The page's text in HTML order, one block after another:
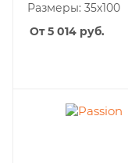
Размеры: 35x100
От 5 014 руб.